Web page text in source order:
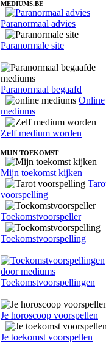
MEDIUMS.BE
Paranormaal advies
Paranormale site
Paranormaal begaafd
Online
mediums
Zelf medium worden
MIJN TOEKOMST
Mijn toekomst kijken
voorspelling
Toekomstvoorspeller
Toekomstvoorspelling
Toekomstvoorspellingen
Je horoscoop voorspellen
Je toekomst voorspellen